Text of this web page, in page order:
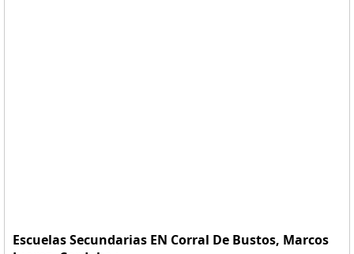
Escuelas Secundarias EN Corral De Bustos, Marcos